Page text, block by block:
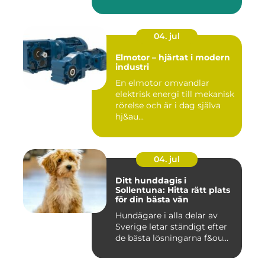
04. jul
Elmotor – hjärtat i modern
industri
En elmotor omvandlar
elektrisk energi till mekanisk
rörelse och är i dag själva
hj&au...
04. jul
Ditt hunddagis i
Sollentuna: Hitta rätt plats
för din bästa vän
Hundägare i alla delar av
Sverige letar ständigt efter
de bästa lösningarna f&ou...